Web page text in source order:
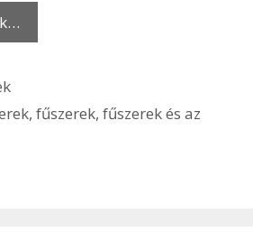
,fűszerek,fűszerek és az